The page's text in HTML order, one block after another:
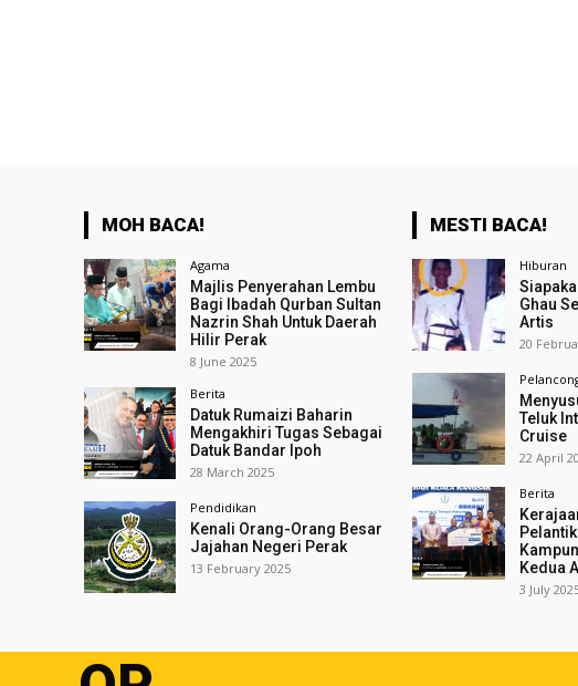
MOH BACA!
Agama
Majlis Penyerahan Lembu
Bagi Ibadah Qurban Sultan
Nazrin Shah Untuk Daerah
Hilir Perak
8 June 2025
Berita
Datuk Rumaizi Baharin
Mengakhiri Tugas Sebagai
Datuk Bandar Ipoh
28 March 2025
Pendidikan
Kenali Orang-Orang Besar
Jajahan Negeri Perak
13 February 2025
MESTI BACA!
Hiburan
Ghau
Artis
20
Teluk
Cruise
22 April
Berita
Kedua
3 July